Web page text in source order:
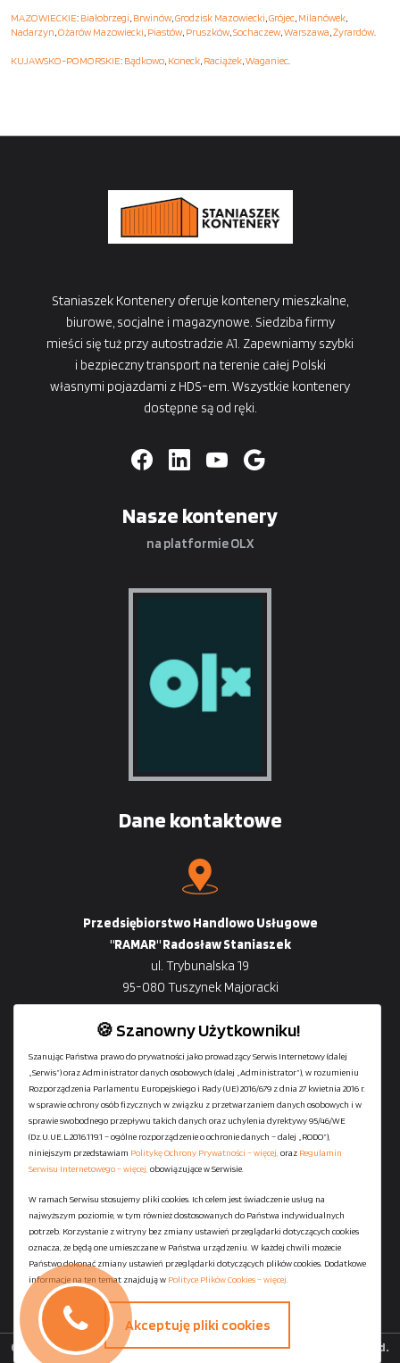
MAZOWIECKIE: Białobrzegi, Brwinów,Grodzisk Mazowiecki,Grójec, Milanówek,
Nadarzyn,Ożarów Mazowiecki, Piastów, Pruszków,Sochaczew,Warszawa,Żyrardów.
KUJAWSKO-POMORSKIE: Bądkowo, Koneck, Raciążek,Waganiec.
Staniaszek Kontenery oferuje kontenery mieszkalne,
biurowe, socjalne i magazynowe. Siedziba firmy
mieści się tuż przy autostradzie A1. Zapewniamy szybki
i bezpieczny transport na terenie całej Polski
własnymi pojazdami z HDS-em. Wszystkie kontenery
dostępne są od ręki.
Nasze kontenery
na platformie OLX
Dane kontaktowe
Przedsiębiorstwo Handlowo Usługowe
"RAMAR" Radosław Staniaszek
ul. Trybunalska 19
95-080 Tuszynek Majoracki
+48729-133-333
biuro@601144444.pl
Kontakt
Regulamin serwisu
Polityka Ochrony Prywatności
Polityka Plików Cookies
Copyright © StaniaszekKontenery.pl- 2026 All Rights Reserved.
🍪 Szanowny Użytkowniku!
Szanując Państwa prawo do prywatności jako prowadzący Serwis Internetowy (dalej
„Serwis”) oraz Administrator danych osobowych (dalej „Administrator”), w rozumieniu
Rozporządzenia Parlamentu Europejskiego i Rady (UE) 2016/679 z dnia 27 kwietnia 2016 r.
w sprawie ochrony osób fizycznych w związku z przetwarzaniem danych osobowych i w
sprawie swobodnego przepływu takich danych oraz uchylenia dyrektywy 95/46/WE
(Dz.U.UE.L.2016.119.1 – ogólne rozporządzenie o ochronie danych – dalej „RODO”),
niniejszym przedstawiam Politykę Ochrony Prywatności – więcej, oraz Regulamin
Serwisu Internetowego – więcej, obowiązujące w Serwisie.
W ramach Serwisu stosujemy pliki cookies. Ich celem jest świadczenie usług na
najwyższym poziomie, w tym również dostosowanych do Państwa indywidualnych
potrzeb. Korzystanie z witryny bez zmiany ustawień przeglądarki dotyczących cookies
oznacza, że będą one umieszczane w Państwa urządzeniu. W każdej chwili możecie
Państwo dokonać zmiany ustawień przeglądarki dotyczących plików cookies. Dodatkowe
informacje na ten temat znajdują w Polityce Plików Cookies – więcej.
Akceptuję pliki cookies